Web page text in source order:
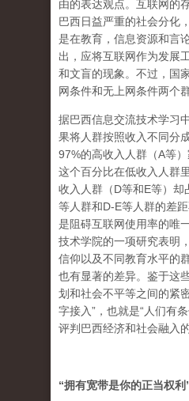
由的表达观点。互联网的
巴西日益严重的社会分化
是在教育，信息资源和言
出，应将互联网作为发展
和文盲的现象。不过，国
网条件和无上网条件两个
据巴西信息交流技术学习
果将人群按照收入不同分
97%的高收入人群（A等
这个百分比在低收入人群
收入人群（D等和E等）却
等人群和D-E等人群的差
是阻碍互联网使用率的唯
技术学院的一项研究表明
信仰以及不同教育水平的
也有显著的差异。鉴于这
划和社会不平等之间的紧
字接入”，也就是“人们有
评判巴西经济和社会融入
“拥有宽带是你的正当权利